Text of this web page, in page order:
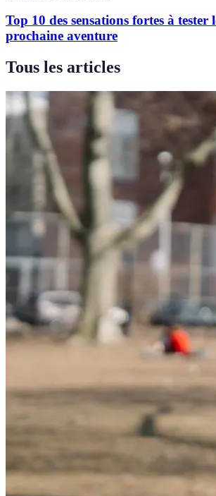
Top 10 des sensations fortes à tester
prochaine aventure
Tous les articles